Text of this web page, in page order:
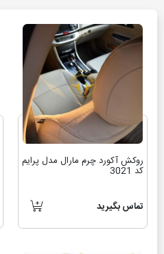
روکش آکورد چرم مارال مدل پرایم
کد 3021
تماس بگیرید